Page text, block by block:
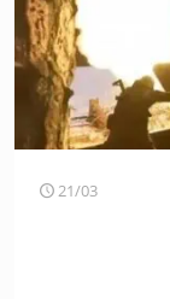
21/03